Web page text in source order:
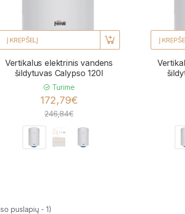
Į KREPŠELĮ
Vertikalus elektrinis vandens
šildytuvas Calypso 120l
Turime
172,79€
246,84€
Į
puslapių - 1)